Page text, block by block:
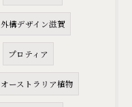
外構デザイン滋賀
プロティア
オーストラリア植物